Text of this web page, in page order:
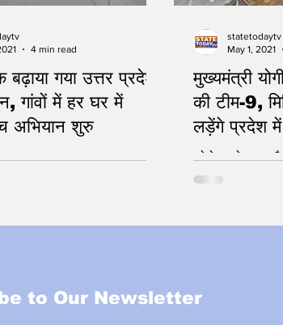
गया उत्तर प्रदेश
गांवों में हर घर में
अभियान शुरु
बाहर
4 min read
मुख्यमंत्री
की टीम-9,
लड़ेंगे प्रदेश
कोरोना को हराना है
statetodaytv
May 1, 2021
to Our Newsletter